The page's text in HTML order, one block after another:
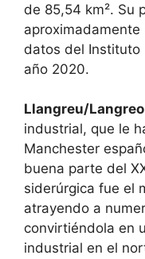
de 85,54 km². Su
datos del Instituto
año 2020.
Llangreu/Langreo
industrial, que le
Manchester
buena parte del
siderúrgica fue el
atrayendo a
convirtiéndola en
industrial en el